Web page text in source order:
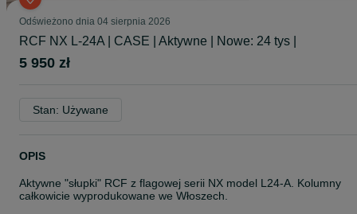
Odświeżono dnia 04 sierpnia 2026
RCF NX L-24A | CASE | Aktywne | Nowe: 24 tys |
5 950 zł
Stan: Używane
OPIS
Aktywne "słupki" RCF z flagowej serii NX model L24-A. Kolumny
całkowicie wyprodukowane we Włoszech.